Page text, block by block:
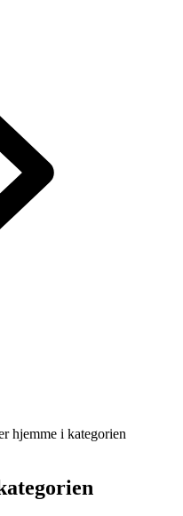
hjemme i kategorien